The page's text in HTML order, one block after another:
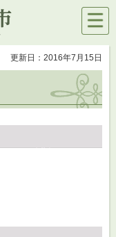
メニ
ュー
更新日：2016年7月15日